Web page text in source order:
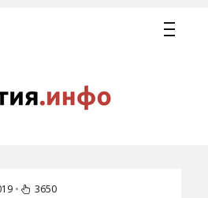
• 3650